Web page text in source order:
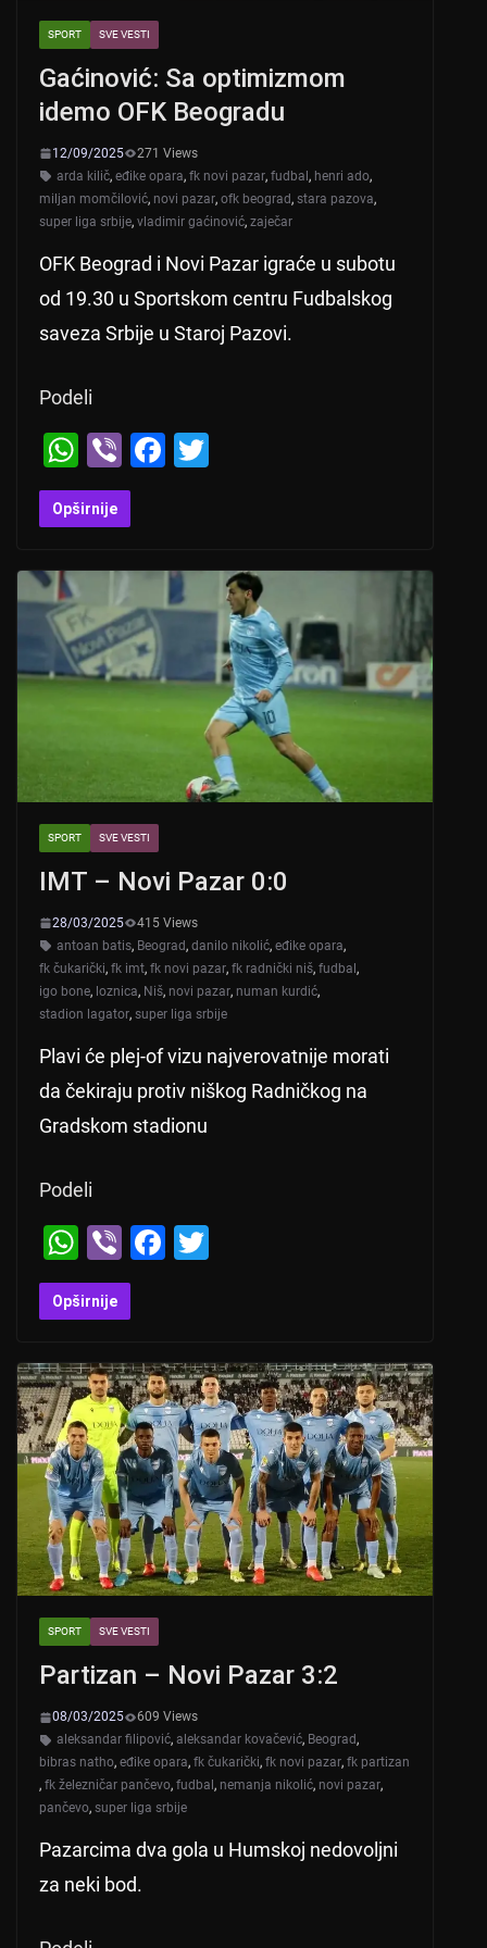
SPORT SVE VESTI
Gaćinović: Sa optimizmom
idemo OFK Beogradu
12/09/2025
271 Views
arda kilič, eđike opara, fk novi pazar, fudbal , henri ado,
miljan momčilović, novi pazar, ofk beograd, stara pazova,
super liga srbije, vladimir gaćinović, zaječar
OFK Beograd i Novi Pazar igraće u subotu
od 19.30 u Sportskom centru Fudbalskog
saveza Srbije u Staroj Pazovi.
Podeli
W
h
at
A
p
p
Vi
b
er
F
b
o
k
Opširnije
SPORT SVE VESTI
IMT – Novi Pazar 0:0
28/03/2025
415 Views
antoan batis, Beograd, danilo nikolić, eđike opara,
fk čukarički, fk imt, fk novi pazar, fk radnički niš, fudbal,
igo bone, loznica, Niš, novi pazar, numan kurdić,
stadion lagator, super liga srbije
Plavi će plej-of vizu najverovatnije morati
da čekiraju protiv niškog Radničkog na
Gradskom stadionu
Podeli
W
h
at
A
p
p
Vi
b
er
F
b
o
o
k
Opširnije
SPORT SVE VESTI
Partizan – Novi Pazar 3:2
08/03/2025
609 Views
aleksandar filipović, aleksandar kovačević, Beograd,
bibras natho, eđike opara, fk čukarički, fk novi pazar, fk partizan
, fk železničar pančevo, fudbal , nemanja nikolić, novi pazar,
pančevo, super liga srbije
Pazarcima dva gola u Humskoj nedovoljni
za neki bod.